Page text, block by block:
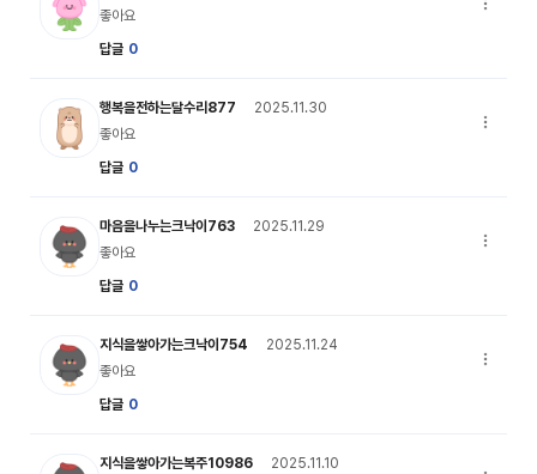
좋아요
답글 0
댓글 옵
달수리 캐릭터 이미지행복을전하는달수리877
2025.11.30
좋아요
답글 0
댓글 옵
크낙이 캐릭터 이미지마음을나누는크낙이763
2025.11.29
좋아요
답글 0
댓글 옵
크낙이 캐릭터 이미지지식을쌓아가는크낙이754
2025.11.24
좋아요
답글 0
댓글 옵
크낙이 캐릭터 이미지지식을쌓아가는복주10986
2025.11.10